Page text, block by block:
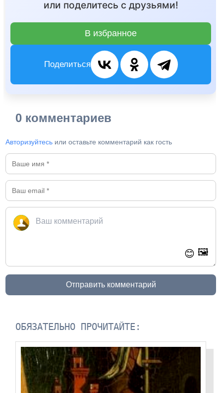
или поделитесь с друзьями!
В избранное
Поделиться
0 комментариев
Авторизуйтесь или оставьте комментарий как гость
😊 🖼️
Отправить комментарий
ОБЯЗАТЕЛЬНО ПРОЧИТАЙТЕ: